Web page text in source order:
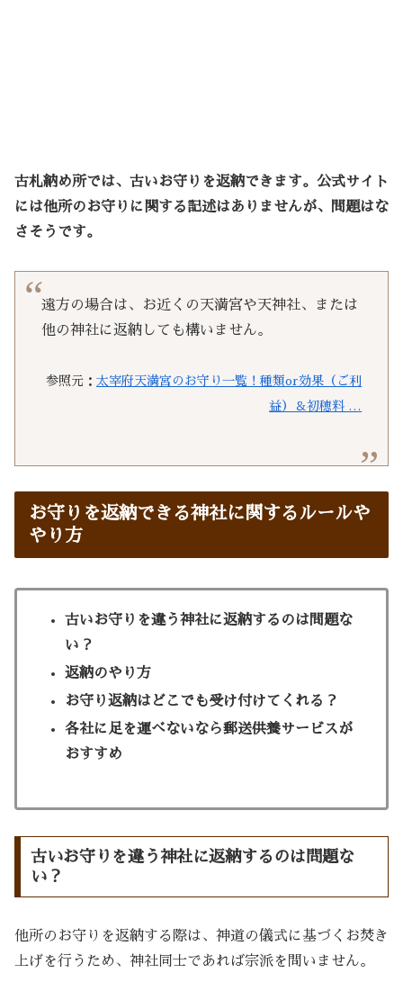
古札納め所では、古いお守りを返納できます。公式サイト
には他所のお守りに関する記述はありませんが、問題はな
さそうです。
遠方の場合は、お近くの天満宮や天神社、または
他の神社に返納しても構いません。
参照元：太宰府天満宮のお守り一覧！種類or効果（ご利
益）＆初穂料 …
お守りを返納できる神社に関するルールや
やり方
古いお守りを違う神社に返納するのは問題な
い？
返納のやり方
お守り返納はどこでも受け付けてくれる？
各社に足を運べないなら郵送供養サービスが
おすすめ
古いお守りを違う神社に返納するのは問題な
い？
他所のお守りを返納する際は、神道の儀式に基づくお焚き
上げを行うため、神社同士であれば宗派を問いません。